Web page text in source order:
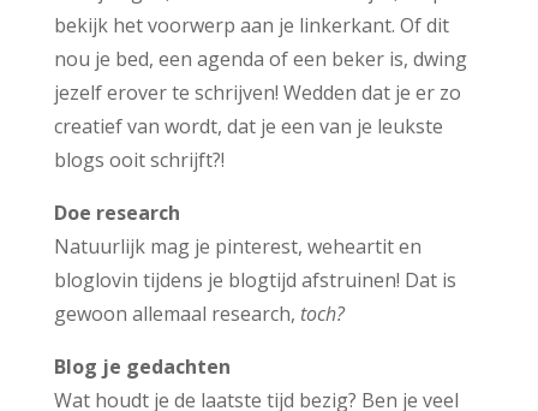
bekijk het voorwerp aan je linkerkant. Of dit
nou je bed, een agenda of een beker is, dwing
jezelf erover te schrijven! Wedden dat je er zo
creatief van wordt, dat je een van je leukste
blogs ooit schrijft?!
Doe research
Natuurlijk mag je pinterest, weheartit en
bloglovin tijdens je blogtijd afstruinen! Dat is
gewoon allemaal research, toch?
Blog je gedachten
Wat houdt je de laatste tijd bezig? Ben je veel